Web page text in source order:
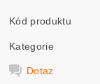
Kód produktu
Kategorie
Dotaz